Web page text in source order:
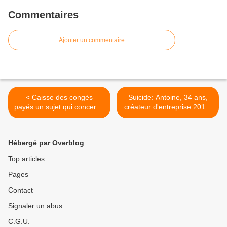
Commentaires
Ajouter un commentaire
< Caisse des congés
payés:un sujet qui concerne
1,6 millions de salariés et
Suicide: Antoine, 34 ans,
créateur d'entreprise 2011,
liquidation en 2012 >
Hébergé par Overblog
Top articles
Pages
Contact
Signaler un abus
C.G.U.